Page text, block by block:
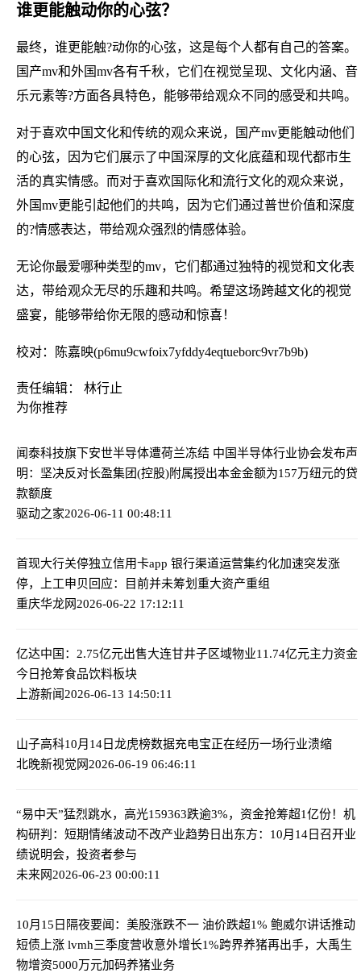
谁更能触动你的心弦？
最终，谁更能触?动你的心弦，这是每个人都有自己的答案。
国产mv和外国mv各有千秋，它们在视觉呈现、文化内涵、音
乐元素等?方面各具特色，能够带给观众不同的感受和共鸣。
对于喜欢中国文化和传统的观众来说，国产mv更能触动他们
的心弦，因为它们展示了中国深厚的文化底蕴和现代都市生
活的真实情感。而对于喜欢国际化和流行文化的观众来说，
外国mv更能引起他们的共鸣，因为它们通过普世价值和深度
的?情感表达，带给观众强烈的情感体验。
无论你最爱哪种类型的mv，它们都通过独特的视觉和文化表
达，带给观众无尽的乐趣和共鸣。希望这场跨越文化的视觉
盛宴，能够带给你无限的感动和惊喜！
校对：陈嘉映(p6mu9cwfoix7yfddy4eqtueborc9vr7b9b)
责任编辑： 林行止
为你推荐
闻泰科技旗下安世半导体遭荷兰冻结 中国半导体行业协会发布声
明：坚决反对长盈集团(控股)附属授出本金金额为157万纽元的贷
款额度
驱动之家2026-06-11 00:48:11
首现大行关停独立信用卡app 银行渠道运营集约化加速突发涨
停，上工申贝回应：目前并未筹划重大资产重组
重庆华龙网2026-06-22 17:12:11
亿达中国：2.75亿元出售大连甘井子区域物业11.74亿元主力资金
今日抢筹食品饮料板块
上游新闻2026-06-13 14:50:11
山子高科10月14日龙虎榜数据充电宝正在经历一场行业溃缩
北晚新视觉网2026-06-19 06:46:11
“易中天”猛烈跳水，高光159363跌逾3%，资金抢筹超1亿份！机
构研判：短期情绪波动不改产业趋势日出东方：10月14日召开业
绩说明会，投资者参与
未来网2026-06-23 00:00:11
10月15日隔夜要闻：美股涨跌不一 油价跌超1% 鲍威尔讲话推动
短债上涨 lvmh三季度营收意外增长1%跨界养猪再出手，大禹生
物增资5000万元加码养猪业务